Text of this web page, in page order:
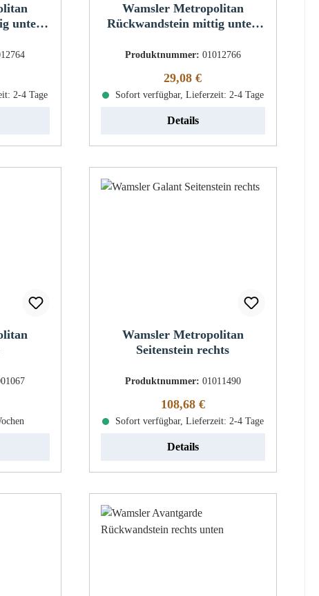
unten
2-4 Tage
Wamsler Metropolitan
Rückwandstein mittig unten
Produktnummer: 01012766
Regulärer Preis:
29,08 €
Sofort verfügbar, Lieferzeit: 2-4 Tage
Details
Wamsler Metropolitan
Seitenstein rechts
Produktnummer: 01011490
Regulärer Preis:
108,68 €
Sofort verfügbar, Lieferzeit: 2-4 Tage
Details